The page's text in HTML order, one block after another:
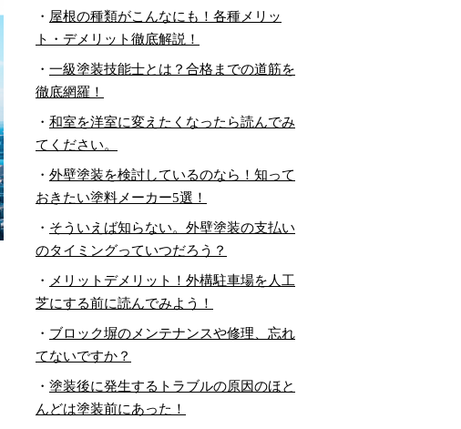
・ 屋根の種類がこんなにも！各種メリッ
ト・デメリット徹底解説！
・ 一級塗装技能士とは？合格までの道筋を
徹底網羅！
・ 和室を洋室に変えたくなったら読んでみ
てください。
・ 外壁塗装を検討しているのなら！知って
おきたい塗料メーカー5選！
・ そういえば知らない。外壁塗装の支払い
のタイミングっていつだろう？
・ メリットデメリット！外構駐車場を人工
芝にする前に読んでみよう！
・ ブロック塀のメンテナンスや修理、忘れ
てないですか？
・ 塗装後に発生するトラブルの原因のほと
んどは塗装前にあった！